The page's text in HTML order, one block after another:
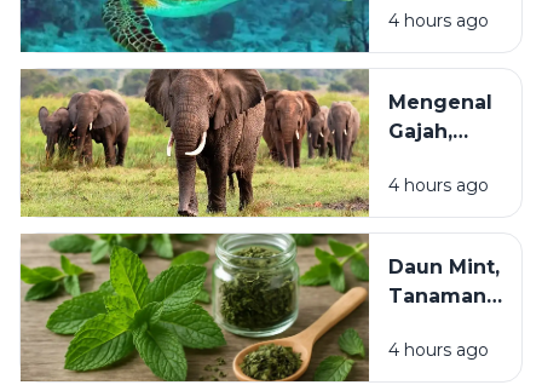
Pangan
Manusia
Samudra
yang
Punah dan
Perlu
4 hours ago
Mengenal
Gajah,
Darat
Terbesar
Cerdas
dan
Penting
4 hours ago
Daun Mint,
Tanaman
Menyegarkan
4 hours ago